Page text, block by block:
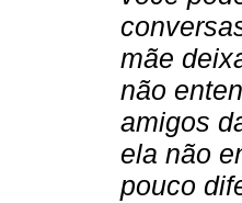
mãe
não
amigos
ela não
pouco